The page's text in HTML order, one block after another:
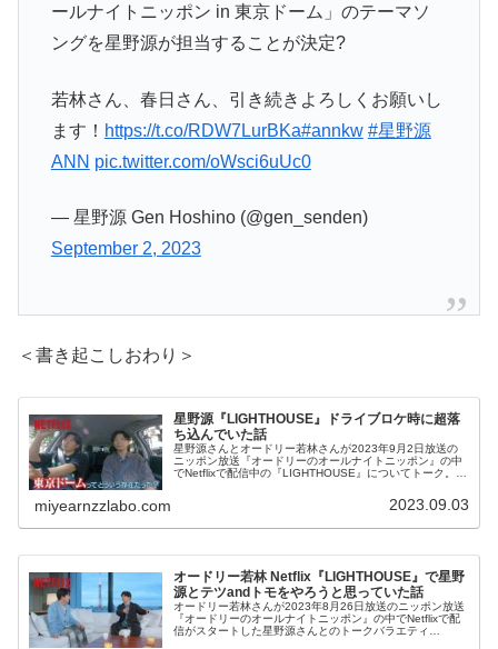
ールナイトニッポン in 東京ドーム」のテーマソ
ングを星野源が担当することが決定?
若林さん、春日さん、引き続きよろしくお願いし
ます！ https://t.co/RDW7LurBKa#annkw #星野源
ANN pic.twitter.com/oWsci6uUc0
— 星野源 Gen Hoshino (@gen_senden)
September 2, 2023
＜書き起こしおわり＞
星野源『LIGHTHOUSE』ドライブロケ時に超落
ち込んでいた話
星野源さんとオードリー若林さんが2023年9月2日放送の
ニッポン放送『オードリーのオールナイトニッポン』の中
でNetflixで配信中の『LIGHTHOUSE』についてトーク。エ
miyearnzzlabo.com 2023.09.03
オードリー若林 Netflix『LIGHTHOUSE』で星野
源とテツandトモをやろうと思っていた話
オードリー若林さんが2023年8月26日放送のニッポン放送
『オードリーのオールナイトニッポン』の中でNetflixで配
信がスタートした星野源さんとのトークバラエティ